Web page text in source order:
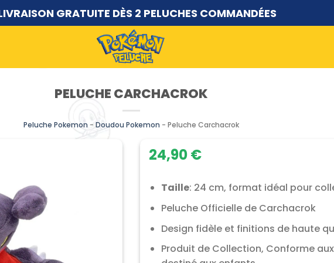
GRATUITE DÈS 2 PELUCHES COMMANDÉES
PELUCHE CARCHACROK
Peluche Pokemon - Doudou Pokemon - Peluche Carchacrok
24,90€
Taille: 24 cm, format idéal pour
Peluche Officielle de Carchacrok
Design fidèle et finitions de haute
Produit de Collection, Conforme